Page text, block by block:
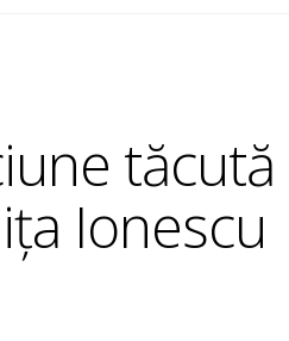
tăcută
Ionescu